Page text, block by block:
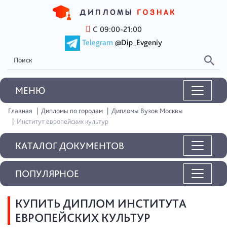
С 09:00-21:00
Telegram @Dip_Evgeniy
MEНЮ
Главная Дипломы по городам
Дипломы Вузов Москвы
Институт европейских культур
КАТАЛОГ ДОКУМЕНТОВ
КУПИТЬ ДИПЛОМ ИНСТИТУТА
ЕВРОПЕЙСКИХ КУЛЬТУР
ПОПУЛЯРНОЕ